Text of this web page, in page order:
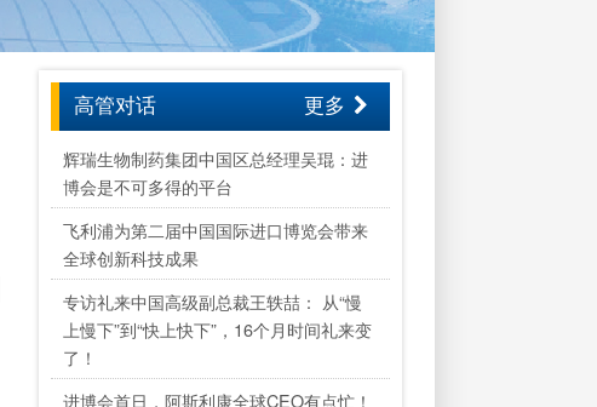
高管对话 更多
辉瑞生物制药集团中国区总经理吴琨：进
博会是不可多得的平台
飞利浦为第二届中国国际进口博览会带来
全球创新科技成果
专访礼来中国高级副总裁王轶喆： 从“慢
上慢下”到“快上快下”，16个月时间礼来变
了！
进博会首日，阿斯利康全球CEO有点忙！